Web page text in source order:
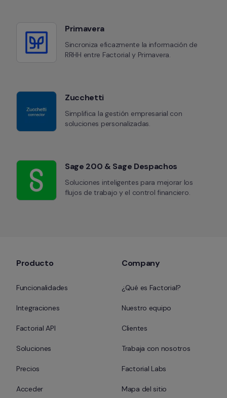
Primavera
Sincroniza eficazmente la información de
RRHH entre Factorial y Primavera.
Zucchetti
Simplifica la gestión empresarial con
soluciones personalizadas.
Sage 200 & Sage Despachos
Soluciones inteligentes para mejorar los
flujos de trabajo y el control financiero.
Producto
Funcionalidades
Integraciones
Factorial API
Soluciones
Precios
Acceder
Company
¿Qué es Factorial?
Nuestro equipo
Clientes
Trabaja con nosotros
Factorial Labs
Mapa del sitio